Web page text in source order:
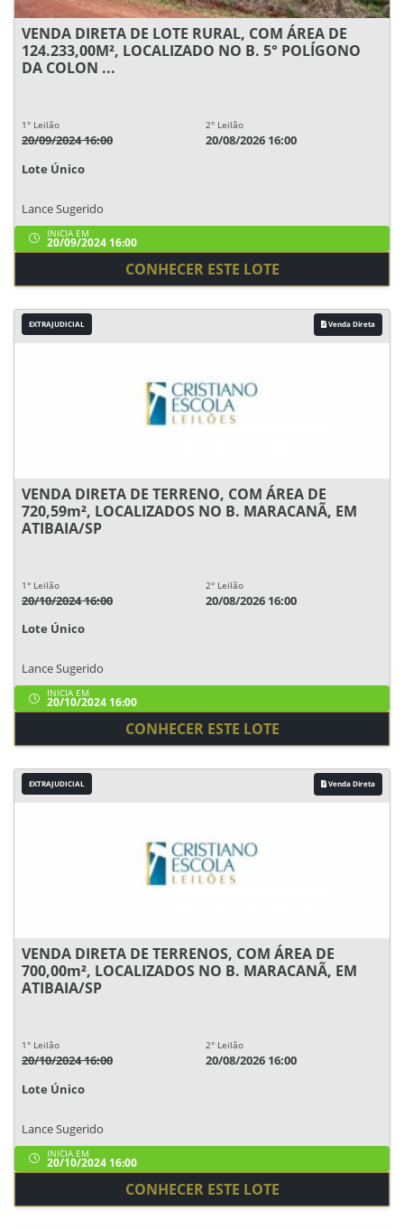
VENDA DIRETA DE LOTE RURAL, COM ÁREA DE
124.233,00M², LOCALIZADO NO B. 5° POLÍGONO
DA COLON ...
1° Leilão
20/09/2024 16:00
2° Leilão
20/08/2026 16:00
Lote Único
Lance Sugerido
INICIA EM
20/09/2024 16:00
CONHECER ESTE LOTE
EXTRAJUDICIAL Venda Direta
VENDA DIRETA DE TERRENO, COM ÁREA DE
720,59m², LOCALIZADOS NO B. MARACANÃ, EM
ATIBAIA/SP
1° Leilão
20/10/2024 16:00
2° Leilão
20/08/2026 16:00
Lote Único
Lance Sugerido
INICIA EM
20/10/2024 16:00
CONHECER ESTE LOTE
EXTRAJUDICIAL Venda Direta
VENDA DIRETA DE TERRENOS, COM ÁREA DE
700,00m², LOCALIZADOS NO B. MARACANÃ, EM
ATIBAIA/SP
1° Leilão
20/10/2024 16:00
2° Leilão
20/08/2026 16:00
Lote Único
Lance Sugerido
INICIA EM
20/10/2024 16:00
CONHECER ESTE LOTE